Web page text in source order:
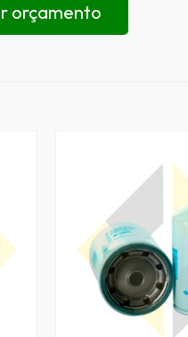
orçamento